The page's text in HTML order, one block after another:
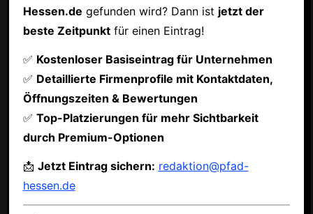
Hessen.de gefunden wird? Dann ist jetzt der
beste Zeitpunktfür einen Eintrag!
✅ Kostenloser Basiseintrag für Unternehmen
✅ Detaillierte Firmenprofile mit Kontaktdaten,
Öffnungszeiten & Bewertungen
✅ Top-Platzierungen für mehr Sichtbarkeit
durch Premium-Optionen
📩 Jetzt Eintrag sichern: redaktion@pfad-
hessen.de